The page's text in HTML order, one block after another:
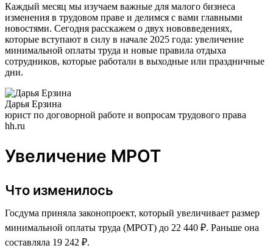
Каждый месяц мы изучаем важные для малого бизнеса
изменения в трудовом праве и делимся с вами главными
новостями. Сегодня расскажем о двух нововведениях,
которые вступают в силу в начале 2025 года: увеличение
минимальной оплаты труда и новые правила отдыха
сотрудников, которые работали в выходные или праздничные
дни.
Дарья Ерзина
юрист по договорной работе и вопросам трудового права
hh.ru
Увеличение МРОТ
Что изменилось
Госдума приняла законопроект, который увеличивает размер
минимальной оплаты труда (МРОТ) до 22 440 ₽. Раньше она
составляла 19 242 ₽.